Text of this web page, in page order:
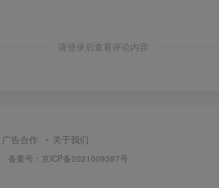
请登录后查看评论内容
广告合作 关于我们
· 备案号：京ICP备2021009387号